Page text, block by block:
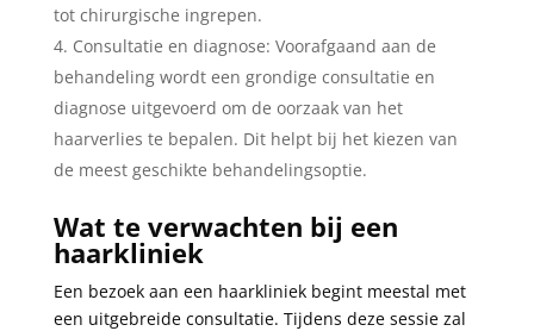
tot chirurgische ingrepen.
Consultatie en diagnose: Voorafgaand aan de
behandeling wordt een grondige consultatie en
diagnose uitgevoerd om de oorzaak van het
haarverlies te bepalen. Dit helpt bij het kiezen van
de meest geschikte behandelingsoptie.
Wat te verwachten bij een
haarkliniek
Een bezoek aan een haarkliniek begint meestal met
een uitgebreide consultatie. Tijdens deze sessie zal